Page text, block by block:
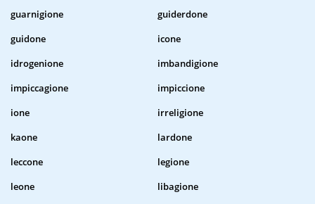
guarnigione
guiderdone
guidone
icone
idrogenione
imbandigione
impiccagione
impiccione
ione
irreligione
kaone
lardone
leccone
legione
leone
libagione